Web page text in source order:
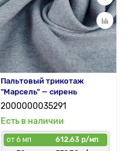
Пальтовый трикотаж
"Марсель" — сирень
2000000035291
Есть в наличии
от 6 мп
612.63 р/мп